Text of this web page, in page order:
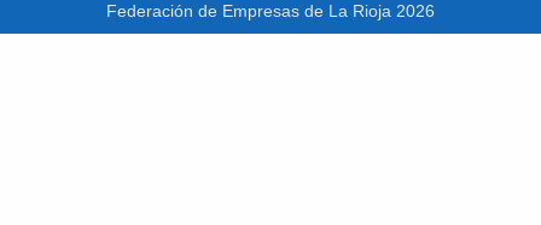
Federación de Empresas de La Rioja 2026